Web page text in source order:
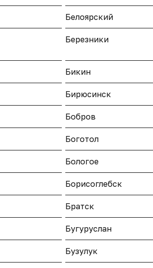
Белоярский
Березники
Бикин
Бирюсинск
Бобров
Боготол
Бологое
Борисоглебск
Братск
Бугуруслан
Бузулук